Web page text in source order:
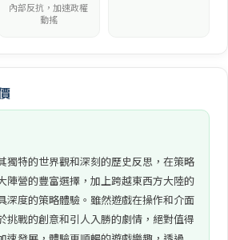
內部反抗，加速政權
動搖
獨特的世界觀和深刻的歷史反思，在策略
陣營的豐富選擇，加上跨越東西方大陸的
深度的策略體驗。雖然遊戲在操作和介面
挑戰的創意和引人入勝的劇情，絕對值得